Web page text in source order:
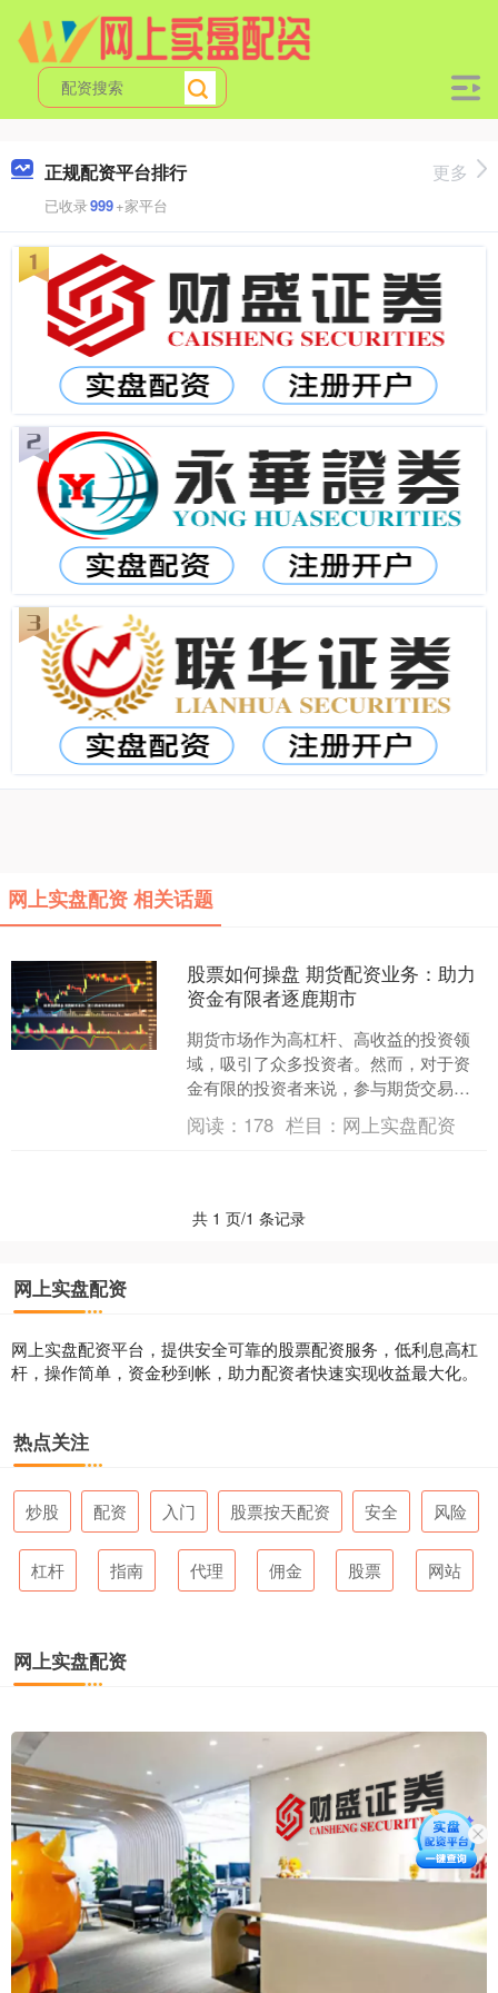
正规配资平台排行
已收录999+家平台
更多
网上实盘配资 相关话题
股票如何操盘 期货配资业务：助力
资金有限者逐鹿期市
期货市场作为高杠杆、高收益的投资领
域，吸引了众多投资者。然而，对于资
金有限的投资者来说，参与期货交易往
往面临资金不足的困境。期货配资业务
应运而生，为资金有限者提....
阅读： 178 栏目： 网上实盘配资
共 1 页/1 条记录
网上实盘配资
网上实盘配资平台，提供安全可靠的股票配资服务，低利息高杠
杆，操作简单，资金秒到帐，助力配资者快速实现收益最大化。
热点关注
炒股 配资 入门 股票按天配资 安全 风险
杠杆 指南 代理 佣金 股票 网站
网上实盘配资